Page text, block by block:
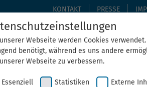
KONTAKT PRESSE
THEGA ERLEBEN
Webseite werden Cookies
benötigt, während es uns andere
Webseite zu verbessern.
Essenziell Statistiken Externe